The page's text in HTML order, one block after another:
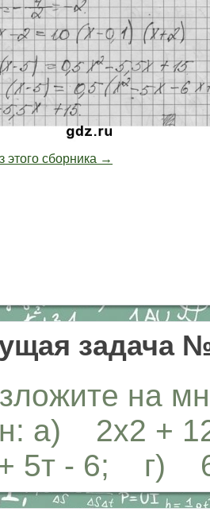
этого сборника →
задача
на
а) 2х2 +
5т - 6; г)